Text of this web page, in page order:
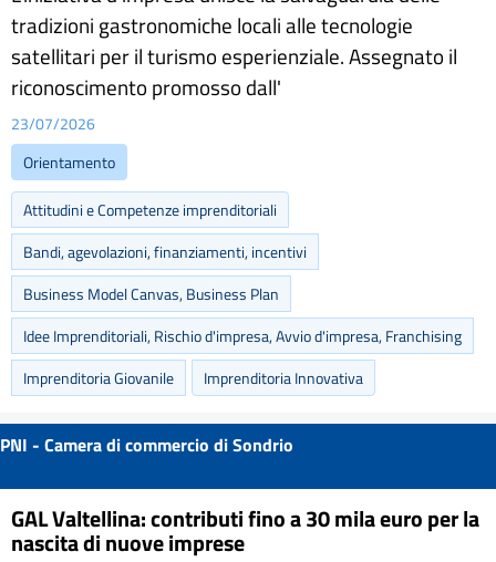
tradizioni gastronomiche locali alle tecnologie
satellitari per il turismo esperienziale. Assegnato il
riconoscimento promosso dall'
23/07/2026
Orientamento
Attitudini e Competenze imprenditoriali
Bandi, agevolazioni, finanziamenti, incentivi
Business Model Canvas, Business Plan
Idee Imprenditoriali, Rischio d'impresa, Avvio d'impresa, Franchising
Imprenditoria Giovanile
Imprenditoria Innovativa
PNI - Camera di commercio di Sondrio
GAL Valtellina: contributi fino a 30 mila euro per la
nascita di nuove imprese